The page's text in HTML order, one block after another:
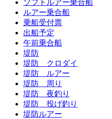
ソフトルアー乗合船
ルアー乗合船
乗船受付票
出船予定
午前乗合船
堤防
堤防 クロダイ
堤防 ルアー
堤防 周り
堤防 夜釣り
堤防 投げ釣り
堤防ルアー